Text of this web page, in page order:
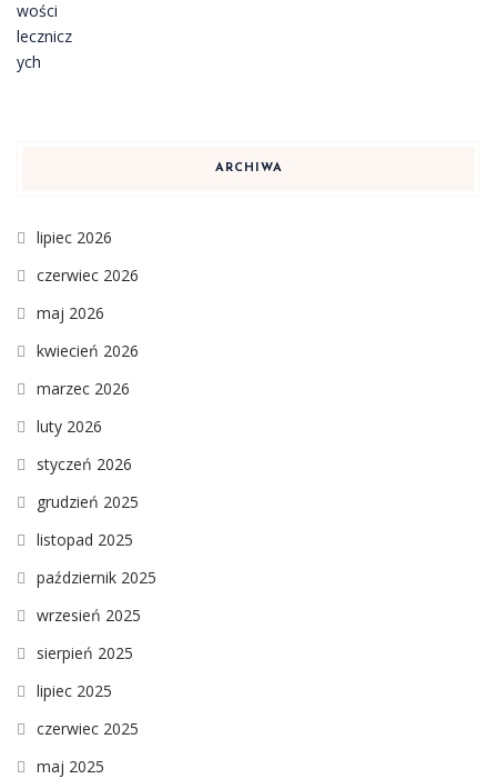
ARCHIWA
lipiec 2026
czerwiec 2026
maj 2026
kwiecień 2026
marzec 2026
luty 2026
styczeń 2026
grudzień 2025
listopad 2025
październik 2025
wrzesień 2025
sierpień 2025
lipiec 2025
czerwiec 2025
maj 2025